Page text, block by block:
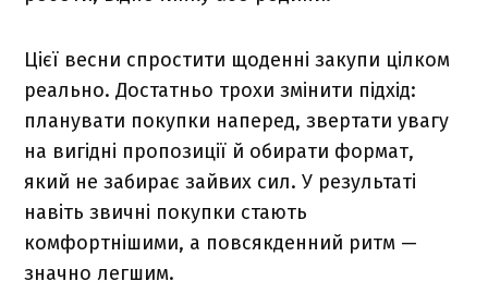
Цієї весни спростити щоденні закупи цілком
реально. Достатньо трохи змінити підхід:
планувати покупки наперед, звертати увагу
на вигідні пропозиції й обирати формат,
який не забирає зайвих сил. У результаті
навіть звичні покупки стають
комфортнішими, а повсякденний ритм —
значно легшим.